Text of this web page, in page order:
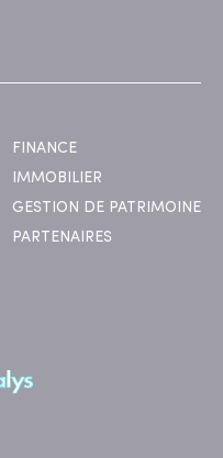
FINANCE
IMMOBILIER
GESTION DE PATRIMOINE
PARTENAIRES